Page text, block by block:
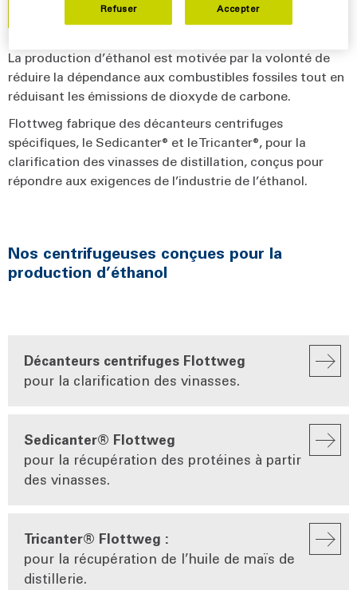
Contactez-nous dès maintenant
La production d’éthanol est motivée par la volonté de
réduire la dépendance aux combustibles fossiles tout en
réduisant les émissions de dioxyde de carbone.
Flottweg fabrique des décanteurs centrifuges
spécifiques, le Sedicanter® et le Tricanter®, pour la
clarification des vinasses de distillation, conçus pour
répondre aux exigences de l’industrie de l’éthanol.
Nos centrifugeuses conçues pour la
production d’éthanol
Décanteurs centrifuges Flottweg
pour la clarification des vinasses.
Sedicanter® Flottweg
pour la récupération des protéines à partir
des vinasses.
Tricanter® Flottweg :
pour la récupération de l’huile de maïs de
distillerie.
Refuser Accepter